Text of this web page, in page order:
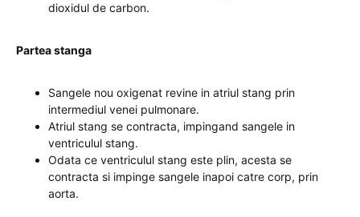
dioxidul de carbon.
Partea stanga
Sangele nou oxigenat revine in atriul stang prin
intermediul venei pulmonare.
Atriul stang se contracta, impingand sangele in
ventriculul stang.
Odata ce ventriculul stang este plin, acesta se
contracta si impinge sangele inapoi catre corp, prin
aorta.